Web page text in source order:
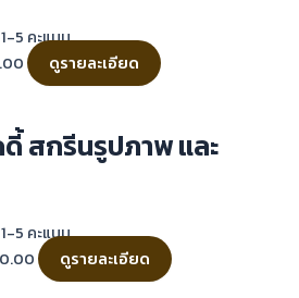
5 คะแนน
ดูรายละเอียด
สกรีนรูปภาพ และ
5 คะแนน
ดูรายละเอียด